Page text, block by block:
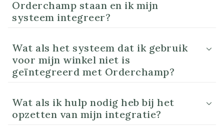
Orderchamp staan en ik mijn
systeem integreer?
Wat als het systeem dat ik gebruik
voor mijn winkel niet is
geïntegreerd met Orderchamp?
Wat als ik hulp nodig heb bij het
opzetten van mijn integratie?